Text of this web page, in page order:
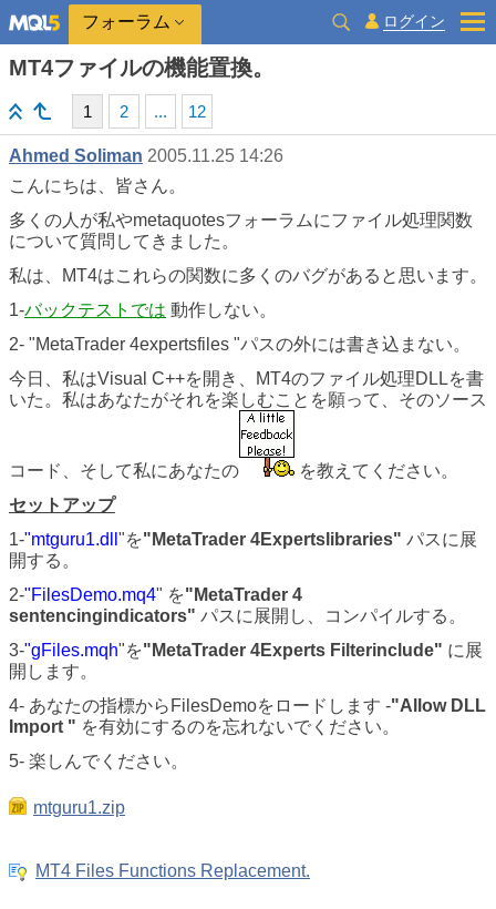
フォーラム ログイン
MT4ファイルの機能置換。
1 2 ... 12
Ahmed Soliman 2005.11.25 14:26
こんにちは、皆さん。
多くの人が私やmetaquotesフォーラムにファイル処理関数
について質問してきました。
私は、MT4はこれらの関数に多くのバグがあると思います。
1-バックテストでは 動作しない。
2- "MetaTrader 4expertsfiles "パスの外には書き込まない。
今日、私はVisual C++を開き、MT4のファイル処理DLLを書
いた。私はあなたがそれを楽しむことを願って、そのソース
コード、そして私にあなたの
を教えてください。
セットアップ
1-"mtguru1.dll "を"MetaTrader 4Expertslibraries" パスに展
開する。
2-"FilesDemo.mq4" を"MetaTrader 4
sentencingindicators" パスに展開し、コンパイルする。
3-"gFiles.mqh"を"MetaTrader 4Experts Filterinclude" に展
開します。
4- あなたの指標からFilesDemoをロードします -"Allow DLL
Import " を有効にするのを忘れないでください。
5- 楽しんでください。
mtguru1.zip
MT4 Files Functions Replacement.